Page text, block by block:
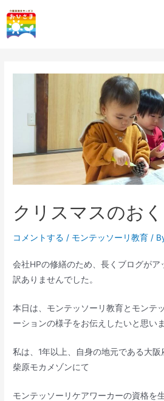
クリスマスの
コメントする / モンテッソーリ教育 /
会社HPの修繕のため、長くブログがア
訳ありませんでした。
本日は、モンテッソーリ教育とモンテ
ーションの様子をお伝えしたいと思いま
私は、1年以上、自身の地元である大
柴原モカメゾンにて
モンテッソーリケアワーカーの資格を